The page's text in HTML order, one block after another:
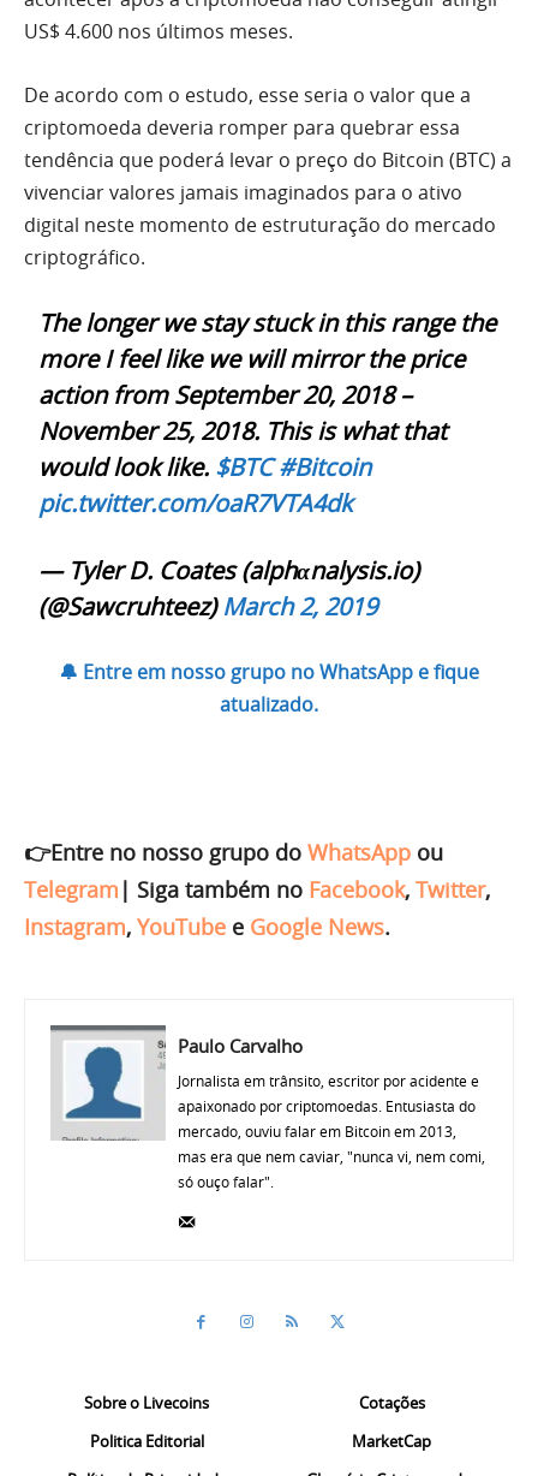
US$ 4.600 nos últimos meses.
De acordo com o estudo, esse seria o valor que a
criptomoeda deveria romper para quebrar essa
tendência que poderá levar o preço do Bitcoin (BTC) a
vivenciar valores jamais imaginados para o ativo
digital neste momento de estruturação do mercado
criptográfico.
The longer we stay stuck in this range the
more I feel like we will mirror the price
action from September 20, 2018 –
November 25, 2018. This is what that
would look like. $BTC #Bitcoin
pic.twitter.com/oaR7VTA4dk
— Tyler D. Coates (alphαnalysis.io)
(@Sawcruhteez)March 2, 2019
🔔 Entre em nosso grupo no WhatsApp e fique
atualizado.
👉Entre no nosso grupo do WhatsApp ou
Telegram | Siga também no Facebook, Twitter,
Instagram, YouTube e Google News.
Paulo Carvalho
Jornalista em trânsito, escritor por acidente e
apaixonado por criptomoedas. Entusiasta do
mercado, ouviu falar em Bitcoin em 2013,
mas era que nem caviar, "nunca vi, nem comi,
só ouço falar".
Sobre o Livecoins
Politica Editorial
Cotações
MarketCap